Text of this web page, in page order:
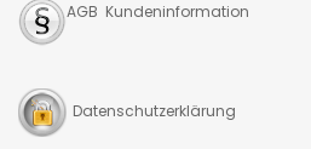
AGB Kundeninformation
Datenschutzerklärung